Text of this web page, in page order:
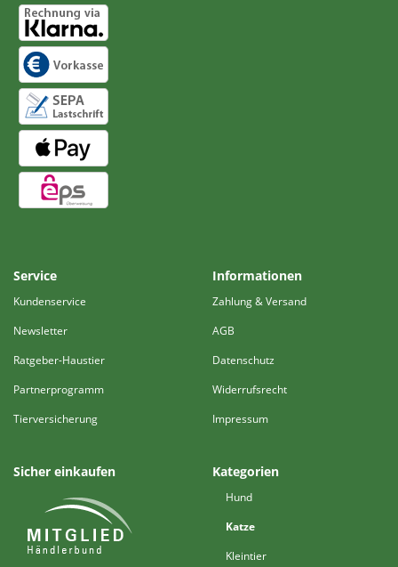
Service
Kundenservice
Newsletter
Ratgeber-Haustier
Partnerprogramm
Tierversicherung
Informationen
Zahlung & Versand
AGB
Datenschutz
Widerrufsrecht
Impressum
Sicher einkaufen Kategorien
Hund
Katze
Kleintier